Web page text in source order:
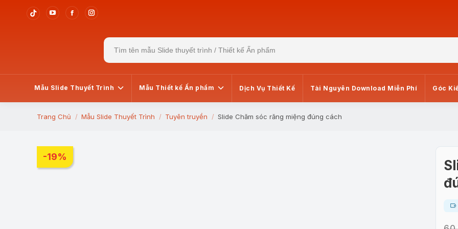
Tiktok
window
YouTube
window
Facebook
window
Instagram
opens
window
Search
for:
Mẫu Slide Thuyết Trình Mẫu Thiết kế Ấn phẩm Dịch Vụ Thiết Kế Tài Nguyên Download Miễn Phí Góc
You are here:
Trang Chủ Mẫu Slide Thuyết Trình Tuyên truyền Slide Chăm sóc răng miệng đúng cách
-19%